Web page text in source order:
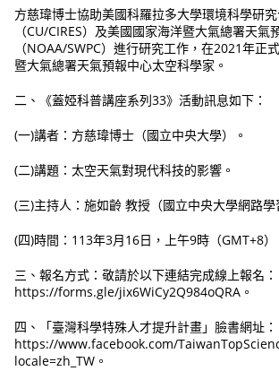
方慈瑋博士協助美國科羅拉多大學環境科學研
（CU/CIRES）及美國國家海洋暨大氣總署天氣
（NOAA/SWPC）進行研究工作，在2021年正
暨大氣總署天氣預報中心太空科學家。
二、《蓋婭科普講座系列33》活動訊息如下：
(一)講者：方慈瑋博士（國立中央大學）。
(二)講題：太空天氣對現代科技的影響。
(三)主持人：施如齡 教授（國立中央大學網路學
(四)時間：113年3月16日，上午9時（GMT+8）
三、報名方式：敬請於以下連結完成線上報名：
https://forms.gle/jix6WiCy2Q984oQRA。
四、「臺灣科學特殊人才提升計畫」臉書網址：
https://www.facebook.com/
locale=zh_TW。